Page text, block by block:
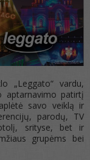
„Leggato“ vardu,
aptarnavimo patirtį
savo veiklą ir
parodų, TV
srityse, bet ir
grupėms bei